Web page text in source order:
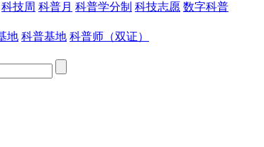
科技周 科普月 科普学分制 科技志愿 数字科普
地 科普基地 科普师（双证）